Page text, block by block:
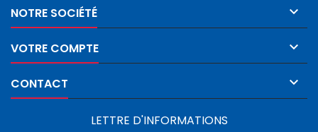
NOTRE SOCIÉTÉ 
VOTRE COMPTE 
CONTACT 
LETTRE D'INFORMATIONS